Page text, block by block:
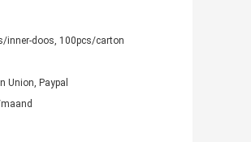
inner-doos, 100pcs/carton
Union, Paypal